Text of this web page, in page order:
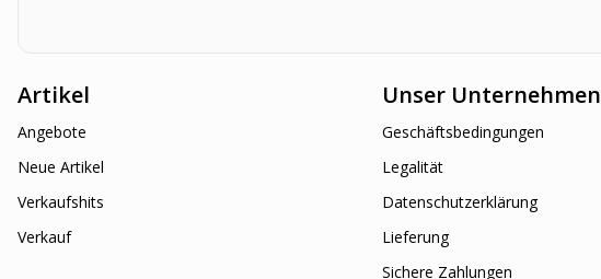
Artikel
Angebote
Neue Artikel
Verkaufshits
Verkauf
Unser Unternehmen
Geschäftsbedingungen
Legalität
Datenschutzerklärung
Lieferung
Sichere Zahlungen